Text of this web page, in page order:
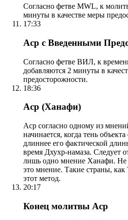
Согласно фетве MWL, к
минуты в качестве меры
17:33
Аср с Введенными
Согласно фетве ВИЛ, к
добавляются 2 минуты в
предосторожности.
18:36
Аср (Ханафи)
Аср согласно одному из
начинается, когда тень
длиннее его фактической
время Дхухр-намаза. Следует
лишь одно мнение Ханафи. Не
это мнение. Такие страны,
этот метод.
20:17
Конец молитвы Аср